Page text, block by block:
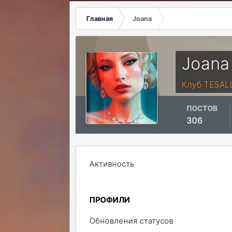
Главная
Joana
Joana
Клуб TESALL
ПОСТОВ
306
Активность
ПРОФИЛИ
Обновления статусов